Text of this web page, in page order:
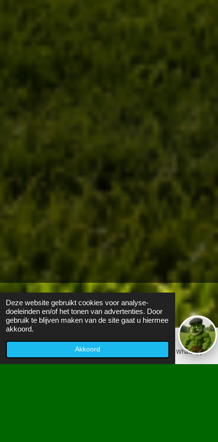
Deze website gebruikt cookies voor analyse-
doeleinden en/of het tonen van advertenties. Door
gebruik te blijven maken van de site gaat u hiermee
akkoord.
AkkoordTelefoonnummer WhatsApp
WINNAAR
CALCULATOR OUD